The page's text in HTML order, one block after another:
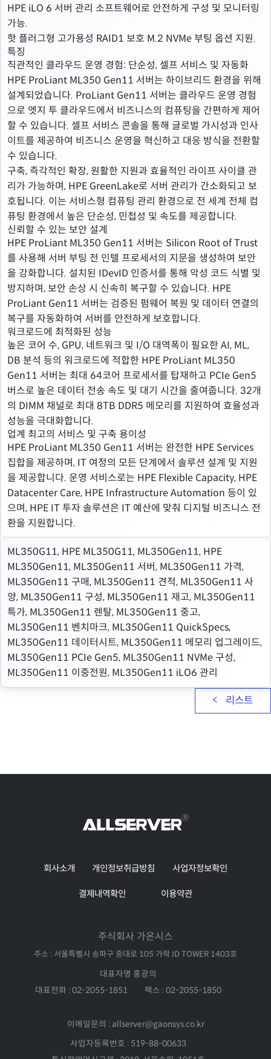
HPE iLO 6 서버 관리 소프트웨어로 안전하게 구성 및 모니터링
가능.
핫 플러그형 고가용성 RAID1 보호 M.2 NVMe 부팅 옵션 지원.
특징
직관적인 클라우드 운영 경험: 단순성, 셀프 서비스 및 자동화
HPE ProLiant ML350 Gen11 서버는 하이브리드 환경을 위해
설계되었습니다. ProLiant Gen11 서버는 클라우드 운영 경험
으로 엣지 투 클라우드에서 비즈니스의 컴퓨팅을 간편하게 제어
할 수 있습니다. 셀프 서비스 콘솔을 통해 글로벌 가시성과 인사
이트를 제공하여 비즈니스 운영을 혁신하고 대응 방식을 전환할
수 있습니다.
구축, 즉각적인 확장, 원활한 지원과 효율적인 라이프 사이클 관
리가 가능하며, HPE GreenLake로 서버 관리가 간소화되고 보
호됩니다. 이는 서비스형 컴퓨팅 관리 환경으로 전 세계 전체 컴
퓨팅 환경에서 높은 단순성, 민첩성 및 속도를 제공합니다.
신뢰할 수 있는 보안 설계
HPE ProLiant ML350 Gen11 서버는 Silicon Root of Trust
를 사용해 서버 부팅 전 인텔 프로세서의 지문을 생성하여 보안
을 강화합니다. 설치된 IDevID 인증서를 통해 악성 코드 식별 및
방지하며, 보안 손상 시 신속히 복구할 수 있습니다. HPE
ProLiant Gen11 서버는 검증된 펌웨어 복원 및 데이터 연결의
복구를 자동화하여 서버를 안전하게 보호합니다.
워크로드에 최적화된 성능
높은 코어 수, GPU, 네트워크 및 I/O 대역폭이 필요한 AI, ML,
DB 분석 등의 워크로드에 적합한 HPE ProLiant ML350
Gen11 서버는 최대 64코어 프로세서를 탑재하고 PCIe Gen5
버스로 높은 데이터 전송 속도 및 대기 시간을 줄여줍니다. 32개
의 DIMM 채널로 최대 8TB DDR5 메모리를 지원하여 효율성과
성능을 극대화합니다.
업계 최고의 서비스 및 구축 용이성
HPE ProLiant ML350 Gen11 서버는 완전한 HPE Services
집합을 제공하며, IT 여정의 모든 단계에서 솔루션 설계 및 지원
을 제공합니다. 운영 서비스로는 HPE Flexible Capacity, HPE
Datacenter Care, HPE Infrastructure Automation 등이 있
으며, HPE IT 투자 솔루션은 IT 예산에 맞춰 디지털 비즈니스 전
환을 지원합니다.
ML350G11, HPE ML350G11, ML350Gen11, HPE
ML350Gen11, ML350Gen11 서버, ML350Gen11 가격,
ML350Gen11 구매, ML350Gen11 견적, ML350Gen11 사
양, ML350Gen11 구성, ML350Gen11 재고, ML350Gen11
특가, ML350Gen11 렌탈, ML350Gen11 중고,
ML350Gen11 벤치마크, ML350Gen11 QuickSpecs,
ML350Gen11 데이터시트, ML350Gen11 메모리 업그레이드,
ML350Gen11 PCIe Gen5, ML350Gen11 NVMe 구성,
ML350Gen11 이중전원, ML350Gen11 iLO6 관리
리스트
회사소개 개인정보취급방침 사업자정보확인
결제내역확인 이용약관
주식회사 가온시스
주소 : 서울특별시 송파구 중대로 105 가락 ID TOWER 1403호
대표자명 홍광의
대표전화 : 02-2055-1851
팩스 : 02-2055-1850
이메일문의 : allserver@gaonsys.co.kr
사업자등록번호 : 519-88-00633